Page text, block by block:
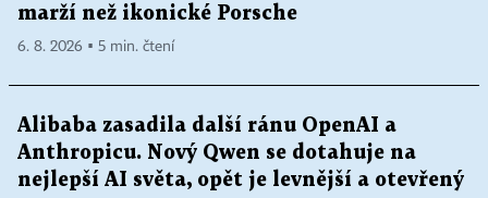
marží než ikonické Porsche
6. 8. 2026 ▪ 5 min. čtení
Alibaba zasadila další ránu OpenAI a
Anthropicu. Nový Qwen se dotahuje na
nejlepší AI světa, opět je levnější a otevřený